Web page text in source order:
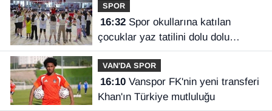
SPOR
16:32Spor okullarına katılan
çocuklar yaz tatilini dolu dolu
geçiriyor
VAN'DA SPOR
16:10Vanspor FK'nin yeni transferi
Khan'ın Türkiye mutluluğu